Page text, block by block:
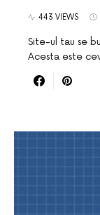
443 VIEWS
Site-ul tau se
Acesta este